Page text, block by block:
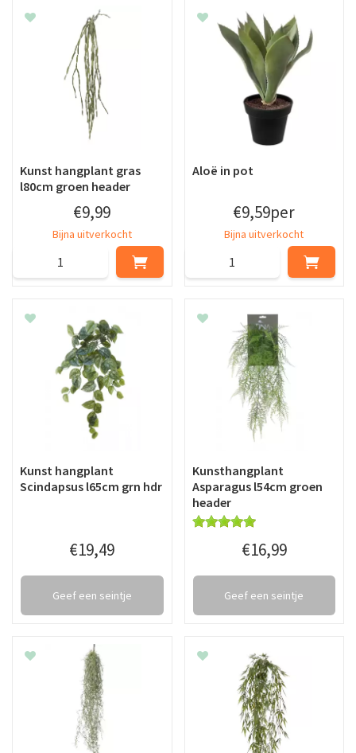
Kunst hangplant gras
l80cm groen header
€9,99
Bijna uitverkocht
Aloë in pot
€9,59per
Bijna uitverkocht
Kunst hangplant
Scindapsus l65cm grn hdr
€19,49
Geef een seintje
Kunsthangplant
Asparagus l54cm groen
header
€16,99
Geef een seintje